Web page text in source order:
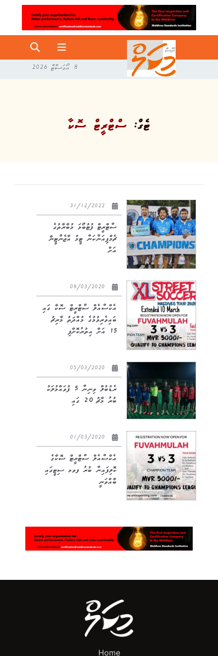
8 އޯގަސްޓް 2026
ޓެގް: ސްޓްރީޓް ސޮކާ
ސްޓްރީޓް ފުޓުބޯޅަ މުބާރާތުގެ
ޗެމްޕިއަންކަން ޓީމު އާޖެންޓީނާ
އަށް
އެކްސްއެލް ސްޓްރީޓް ސޮކާ ގައި
ބައިވެރިވުމުގެ މުއްދަތު މާރިޗު
15 އަށް އިތުރުކޮށްފި
ރެޑުބުލް ވިނިން 5 ފުވައްމުލަކު
ބުރު މާޗު 20 ގައި
އެކްސްއެލް ސްޓްރީޓް ސޮކާގެ
ކޮލިފައިން ބުރު ފވމ ސިޓީގައި
ބާއްވަނީ
Home